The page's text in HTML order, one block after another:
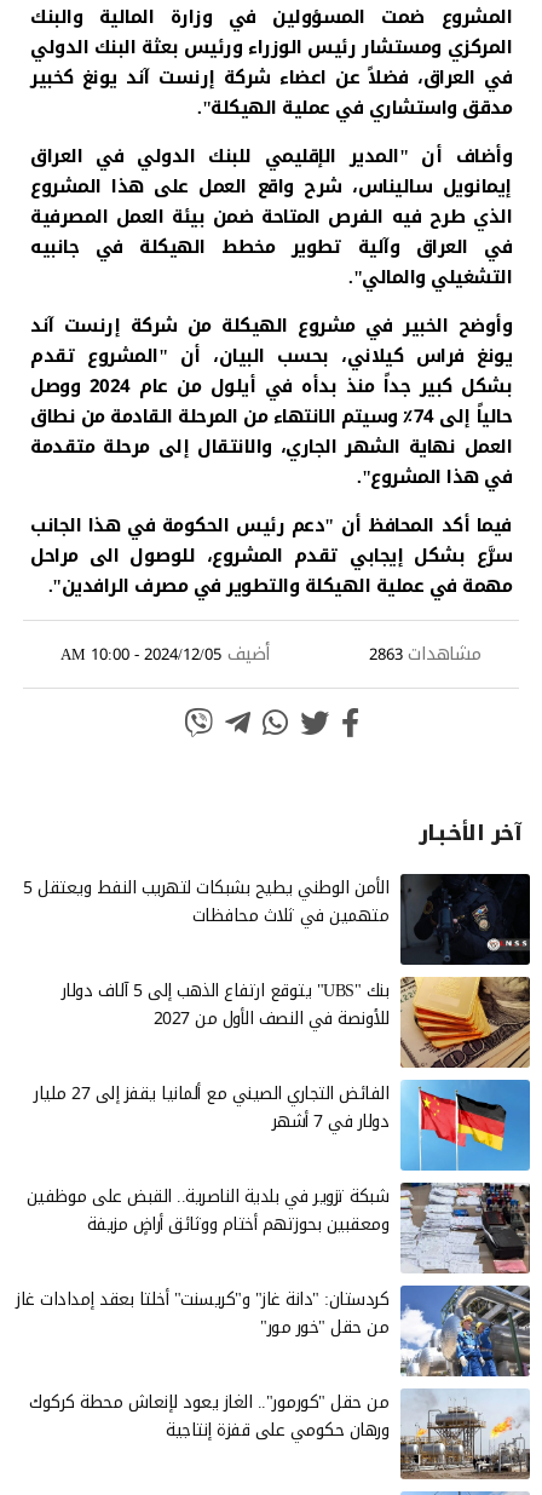
المشروع ضمت المسؤولين في وزارة المالية والبنك
المركزي ومستشار رئيس الوزراء ورئيس بعثة البنك الدولي
في العراق، فضلاً عن اعضاء شركة إرنست آند يونغ كخبير
مدقق واستشاري في عملية الهيكلة".
وأضاف أن "المدير الإقليمي للبنك الدولي في العراق
إيمانويل ساليناس، شرح واقع العمل على هذا المشروع
الذي طرح فيه الفرص المتاحة ضمن بيئة العمل المصرفية
في العراق وآلية تطوير مخطط الهيكلة في جانبيه
التشغيلي والمالي".
وأوضح الخبير في مشروع الهيكلة من شركة إرنست آند
يونغ فراس كيلاني، بحسب البيان، أن "المشروع تقدم
بشكل كبير جداً منذ بدأه في أيلول من عام 2024 ووصل
حالياً إلى 74٪ وسيتم الانتهاء من المرحلة القادمة من نطاق
العمل نهاية الشهر الجاري، والانتقال إلى مرحلة متقدمة
في هذا المشروع".
فيما أكد المحافظ أن "دعم رئيس الحكومة في هذا الجانب
سرَّع بشكل إيجابي تقدم المشروع، للوصول الى مراحل
مهمة في عملية الهيكلة والتطوير في مصرف الرافدين".
مشاهدات2863 أضيف 2024/12/05 - 10:00 AM
آخر الأخـبـار
الأمن الوطني يطيح بشبكات لتهريب النفط ويعتقل 5
متهمين في ثلاث محافظات
بنك "UBS" يتوقع ارتفاع الذهب إلى 5 آلاف دولار
للأونصة في النصف الأول من 2027
الفائض التجاري الصيني مع ألمانيا يقفز إلى 27 مليار
دولار في 7 أشهر
شبكة تزوير في بلدية الناصرية.. القبض على موظفين
ومعقبين بحوزتهم أختام ووثائق أراضٍ مزيفة
كردستان: "دانة غاز" و"كريسنت" أخلتا بعقد إمدادات غاز
من حقل "خور مور"
من حقل "كورمور".. الغاز يعود لإنعاش محطة كركوك
ورهان حكومي على قفزة إنتاجية